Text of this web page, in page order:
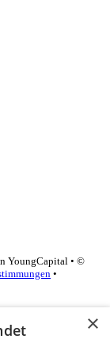
YoungCapital • ©
•
×